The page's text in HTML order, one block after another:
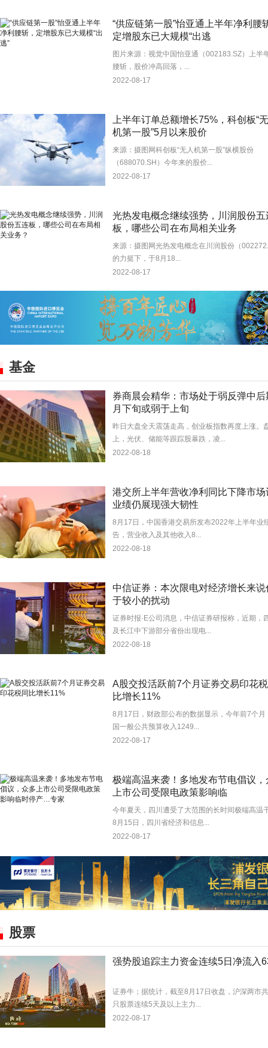
“供应链第一股”怡亚通上半年净利腰
定增股东已大规模“出逃
图片来源：视觉中国怡亚通（002183.SZ）上半
腰斩，股价冲高回落，...
2022-08-17
上半年订单总额增长75%，科创板“
机第一股”5月以来股价
来源：摄图网科创板“无人机第一股”纵横股份
（688070.SH）今年来的股价...
2022-08-17
光热发电概念继续强势，川润股份五
板，哪些公司在布局相关业务
来源：摄图网光热发电概念在川润股份（
的力挺下，于8月18...
2022-08-17
基金
券商晨会精华：市场处于弱反弹中后
月下旬或弱于上旬
昨日大盘全天震荡走高，创业板指数再度上涨。
上，光伏、储能等跟踪股暴跌，凌...
2022-08-18
港交所上半年营收净利同比下降市场
业绩仍展现强大韧性
8月17日，中国香港交易所发布2022年上半年业
告，营业收入及其他收入8...
2022-08-18
中信证券：本次限电对经济增长来说
于较小的扰动
证券时报·E公司消息，中信证券研报称，近期，
及长江中下游部分省份出现电...
2022-08-18
A股交投活跃前7个月证券交易印花
比增长11%
8月17日，财政部公布的数据显示，今年前7个月
国一般公共预算收入1249...
2022-08-17
极端高温来袭！多地发布节电倡议，
上市公司受限电政策影响临
今年夏天，四川遭受了大范围的长时间极端高温
8月15日，四川省经济和信息...
2022-08-17
股票
强势股追踪主力资金连续5日净流入
证券牛；据统计，截至8月17日收盘，沪深两市
只股票连续5天及以上主力...
2022-08-17